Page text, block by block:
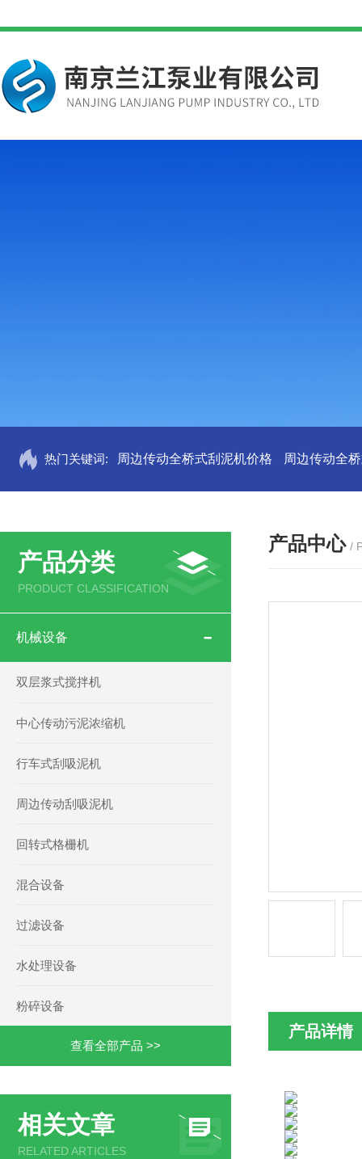
热门关键词: 周边传动全桥式刮泥机价格 周边传动全
产品分类
PRODUCT CLASSIFICATION
机械设备
双层浆式搅拌机
中心传动污泥浓缩机
行车式刮吸泥机
周边传动刮吸泥机
回转式格栅机
混合设备
过滤设备
水处理设备
粉碎设备
查看全部产品 >>
相关文章
RELATED ARTICLES
产品中心 /
产品详情